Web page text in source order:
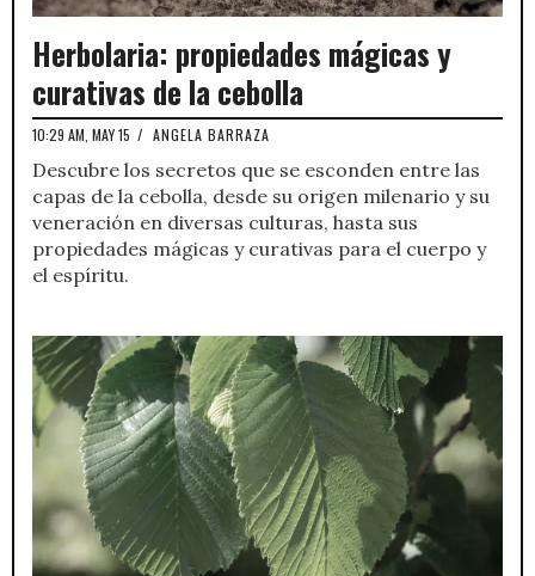
Herbolaria: propiedades mágicas y
curativas de la cebolla
10:29 AM, MAY 15 / ANGELA BARRAZA
Descubre los secretos que se esconden entre las
capas de la cebolla, desde su origen milenario y su
veneración en diversas culturas, hasta sus
propiedades mágicas y curativas para el cuerpo y
el espíritu.